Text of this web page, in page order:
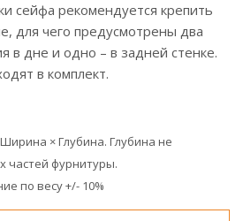
сейфа рекомендуется крепить
для чего предусмотрены два
в дне и одно – в задней стенке.
в комплект.
× Глубина. Глубина не
частей фурнитуры.
по весу +/- 10%